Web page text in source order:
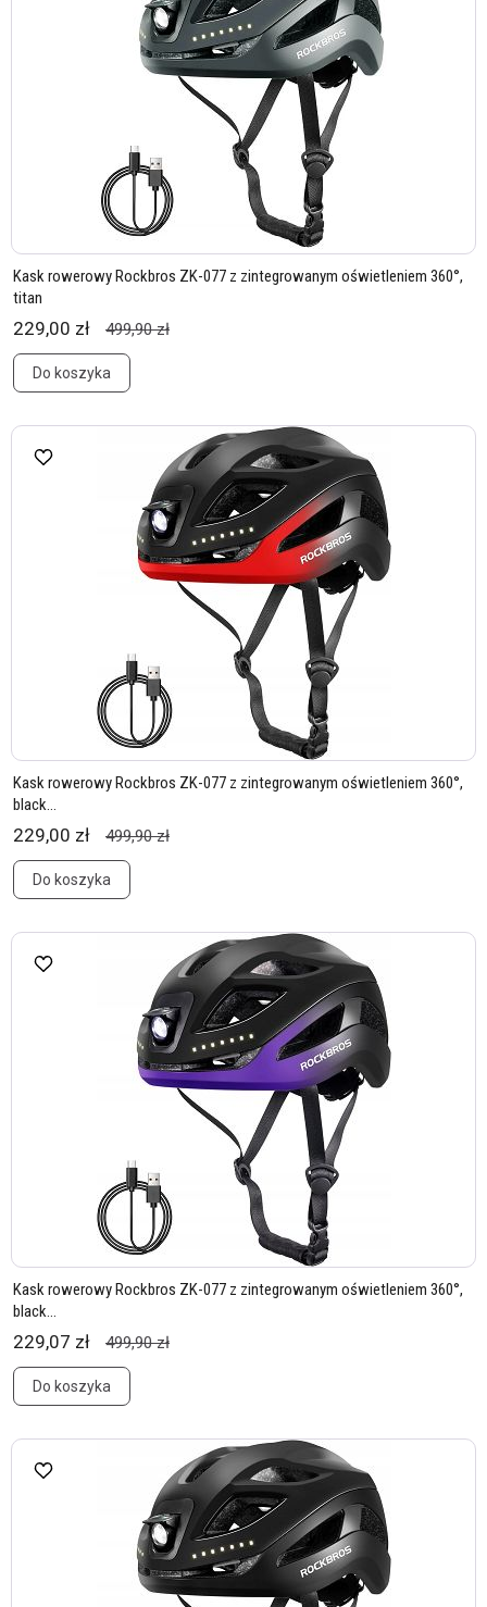
Kask rowerowy Rockbros ZK-077 z zintegrowanym oświetleniem 360°,
titan
229,00 zł 499,90 zł
Do koszyka
Kask rowerowy Rockbros ZK-077 z zintegrowanym oświetleniem 360°,
black...
229,00 zł 499,90 zł
Do koszyka
Kask rowerowy Rockbros ZK-077 z zintegrowanym oświetleniem 360°,
black...
229,07 zł 499,90 zł
Do koszyka